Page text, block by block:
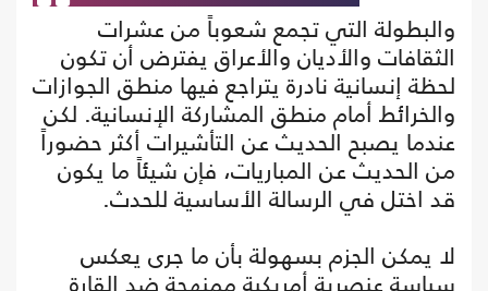
والبطولة التي تجمع شعوباً من عشرات
الثقافات والأديان والأعراق يفترض أن تكون
لحظة إنسانية نادرة يتراجع فيها منطق الجوازات
والخرائط أمام منطق المشاركة الإنسانية. لكن
عندما يصبح الحديث عن التأشيرات أكثر حضوراً
من الحديث عن المباريات، فإن شيئاً ما يكون
قد اختل في الرسالة الأساسية للحدث.
لا يمكن الجزم بسهولة بأن ما جرى يعكس
سياسة عنصرية أمريكية ممنهجة ضد القارة